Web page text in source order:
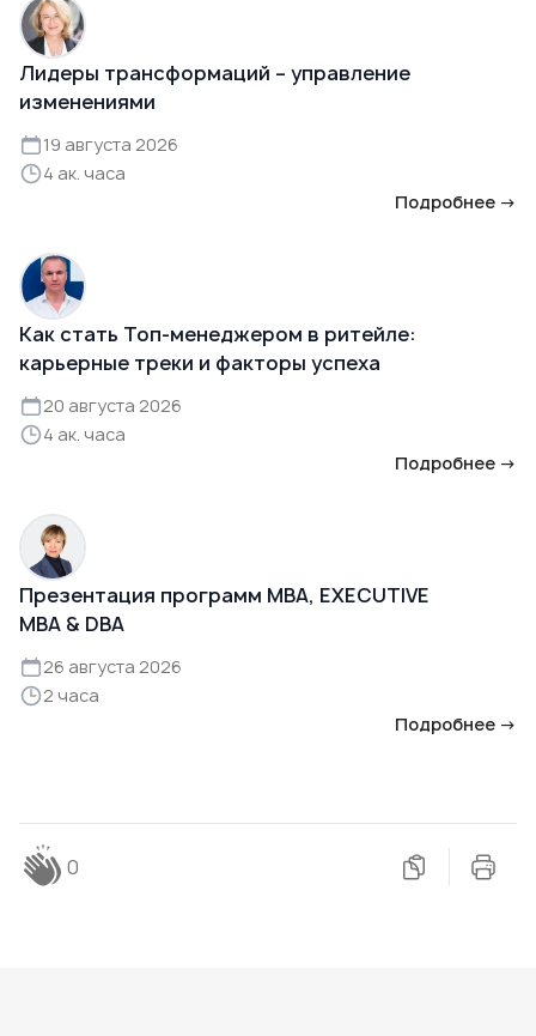
Лидеры трансформаций – управление
изменениями
19 августа 2026
4 ак. часа
Подробнее →
Как стать Топ-менеджером в ритейле:
карьерные треки и факторы успеха
20 августа 2026
4 ак. часа
Подробнее →
Презентация программ MBA, EXECUTIVE
MBA & DBA
26 августа 2026
2 часа
Подробнее →
0